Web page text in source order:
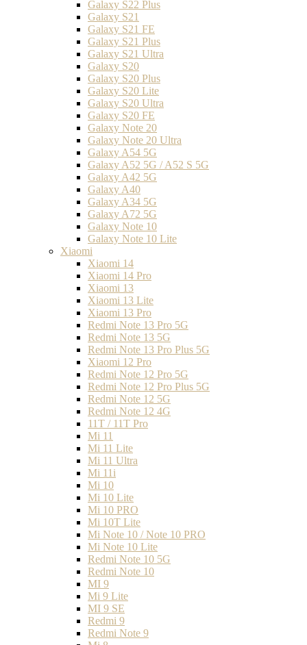
Galaxy S22 Plus
Galaxy S21
Galaxy S21 FE
Galaxy S21 Plus
Galaxy S21 Ultra
Galaxy S20
Galaxy S20 Plus
Galaxy S20 Lite
Galaxy S20 Ultra
Galaxy S20 FE
Galaxy Note 20
Galaxy Note 20 Ultra
Galaxy A54 5G
Galaxy A52 5G / A52 S 5G
Galaxy A42 5G
Galaxy A40
Galaxy A34 5G
Galaxy A72 5G
Galaxy Note 10
Galaxy Note 10 Lite
Xiaomi
Xiaomi 14
Xiaomi 14 Pro
Xiaomi 13
Xiaomi 13 Lite
Xiaomi 13 Pro
Redmi Note 13 Pro 5G
Redmi Note 13 5G
Redmi Note 13 Pro Plus 5G
Xiaomi 12 Pro
Redmi Note 12 Pro 5G
Redmi Note 12 Pro Plus 5G
Redmi Note 12 5G
Redmi Note 12 4G
11T / 11T Pro
Mi 11
Mi 11 Lite
Mi 11 Ultra
Mi 11i
Mi 10
Mi 10 Lite
Mi 10 PRO
Mi 10T Lite
Mi Note 10 / Note 10 PRO
Mi Note 10 Lite
Redmi Note 10 5G
Redmi Note 10
MI 9
Mi 9 Lite
MI 9 SE
Redmi 9
Redmi Note 9